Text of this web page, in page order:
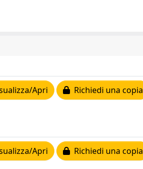
Apri Richiedi una copia
Apri Richiedi una copia